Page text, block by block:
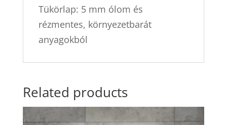
Tükörlap: 5 mm ólom és
rézmentes, környezetbarát
anyagokból
Related products